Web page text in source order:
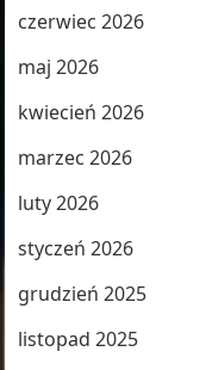
czerwiec 2026
maj 2026
kwiecień 2026
marzec 2026
luty 2026
styczeń 2026
grudzień 2025
listopad 2025